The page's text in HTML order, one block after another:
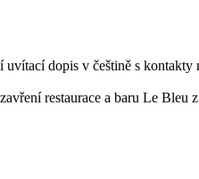
dopis v češtině s
restaurace a baru Le